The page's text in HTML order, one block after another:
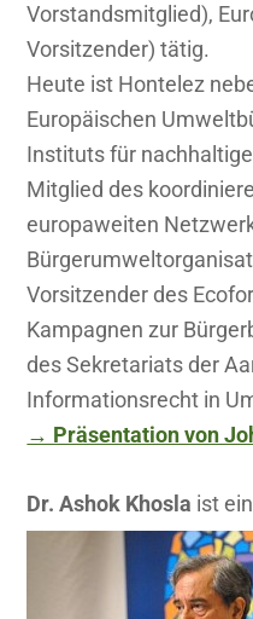
Vorstandsmitglied),
Vorsitzender) tätig.
Heute ist Hontelez
Europäischen
Instituts für
Mitglied des
europaweiten
Vorsitzender des
Kampagnen zur
des Sekretariats der
Informationsrecht in
→ Präsentation von
Dr. Ashok Khosla ist